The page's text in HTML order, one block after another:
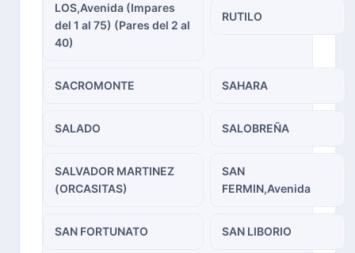
LOS,Avenida (Impares
del 1 al 75) (Pares del 2 al
40)
RUTILO
SACROMONTE SAHARA
SALADO SALOBREÑA
SALVADOR MARTINEZ
(ORCASITAS)
SAN
FERMIN,Avenida
SAN FORTUNATO SAN LIBORIO